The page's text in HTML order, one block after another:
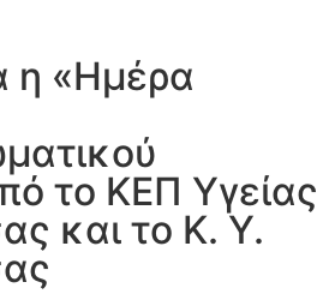
η «Ημέρα
το ΚΕΠ Υγείας
και το Κ. Υ.